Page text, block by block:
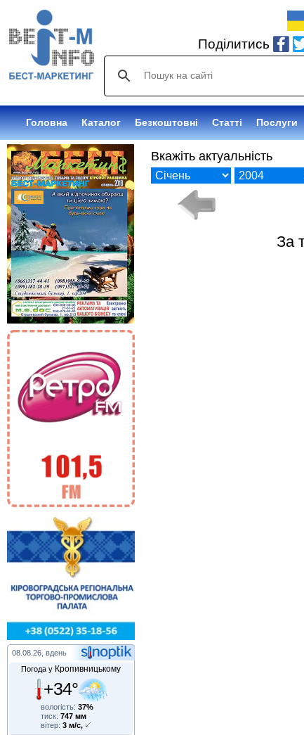
Поділитись
Головна Каталог Безкоштовні Статті Послуги
08.08.26, вдень
Погода у Кропивницькому
+34°
вологість:37%
тиск:747 мм
вітер:3 м/с,
Вкажіть актуальність
За